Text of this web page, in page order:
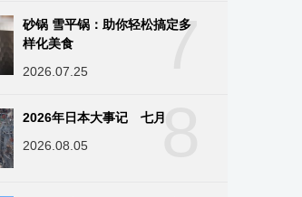
7
砂锅 雪平锅：助你轻松搞定多
样化美食
2026.07.25
8
2026年日本大事记 七月
2026.08.05